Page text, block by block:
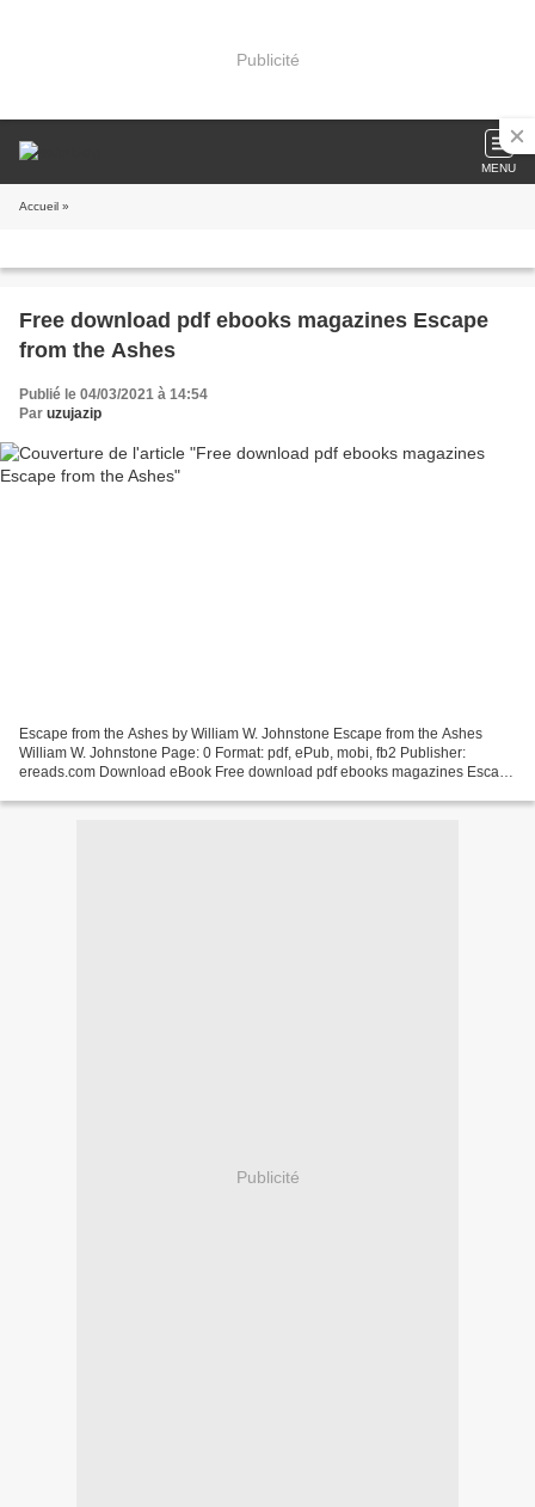
Publicité
MENU
Accueil »
Free download pdf ebooks magazines Escape
from the Ashes
Publié le 04/03/2021 à 14:54
Par uzujazip
Escape from the Ashes by William W. Johnstone Escape from the Ashes
William W. Johnstone Page: 0 Format: pdf, ePub, mobi, fb2 Publisher:
ereads.com Download eBook Free download pdf ebooks magazines Escape
Publicité